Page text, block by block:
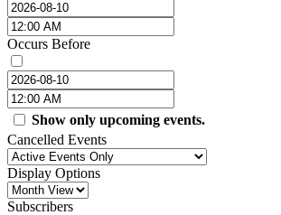
Occurs Before
Show only upcoming events.
Cancelled Events
Display Options
Subscribers